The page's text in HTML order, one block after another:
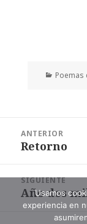
Poemas
entradas
ANTERIOR
Entrada
Retorno
SIGUIENTE
Entrada
siguiente:
Año dos
Usamos
experiencia en